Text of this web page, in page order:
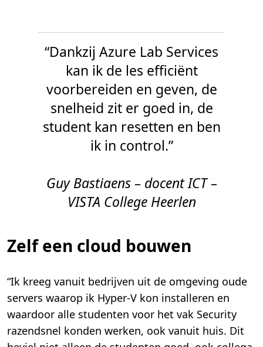
“Dankzij Azure Lab Services
kan ik de les efficiënt
voorbereiden en geven, de
snelheid zit er goed in, de
student kan resetten en ben
ik in control.”
Guy Bastiaens – docent ICT –
VISTA College Heerlen
Zelf een cloud bouwen
“Ik kreeg vanuit bedrijven uit de omgeving oude
servers waarop ik Hyper-V kon installeren en
waardoor alle studenten voor het vak Security
razendsnel konden werken, ook vanuit huis. Dit